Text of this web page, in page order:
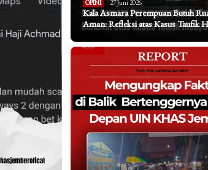
OPINI 27 Juni 2026
Kala Asmara Perempuan Butuh
Aman: Refleksi atas Kasus Taufik